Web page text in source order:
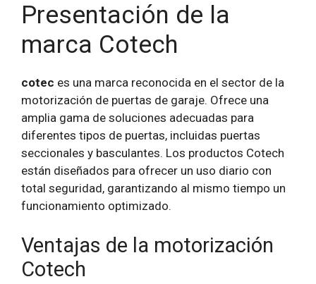
Presentación de la
marca Cotech
cotec es una marca reconocida en el sector de la
motorización de puertas de garaje. Ofrece una
amplia gama de soluciones adecuadas para
diferentes tipos de puertas, incluidas puertas
seccionales y basculantes. Los productos Cotech
están diseñados para ofrecer un uso diario con
total seguridad, garantizando al mismo tiempo un
funcionamiento optimizado.
Ventajas de la motorización
Cotech